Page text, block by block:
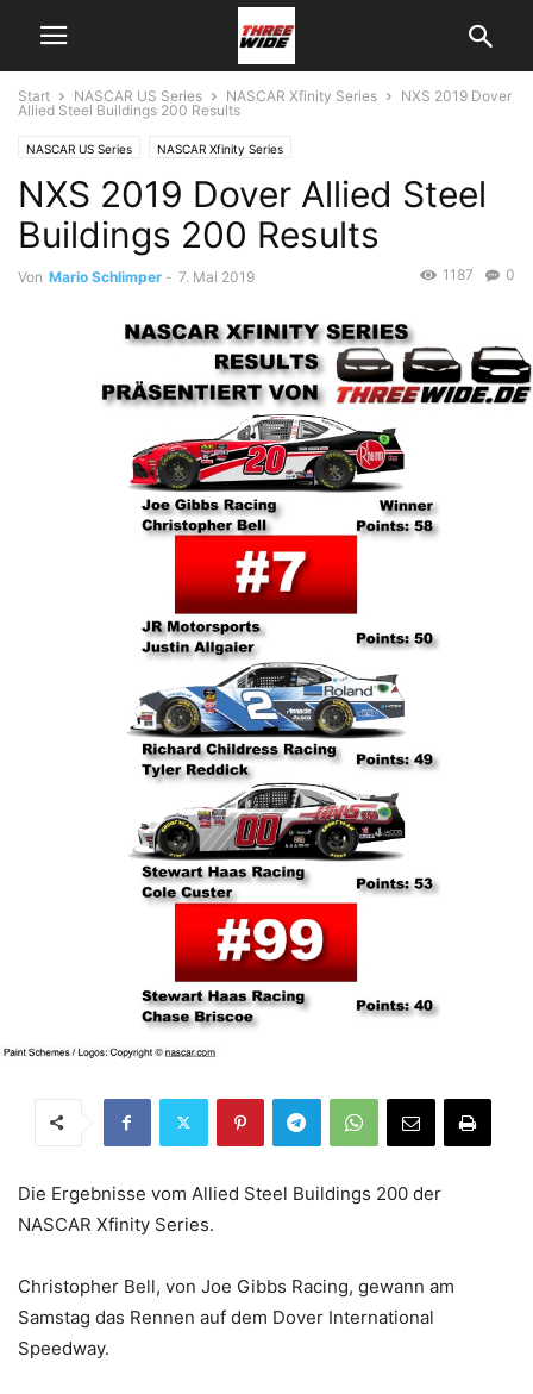
Start NASCAR US Series NASCAR Xfinity Series
NXS 2019 Dover
Allied Steel Buildings 200 Results
NASCAR US Series NASCAR Xfinity Series
NXS 2019 Dover Allied Steel
Buildings 200 Results
Von Mario Schlimper - 7. Mai 2019 0
1187
Die Ergebnisse vom Allied Steel Buildings 200 der
NASCAR Xfinity Series.
Christopher Bell, von Joe Gibbs Racing, gewann am
Samstag das Rennen auf dem Dover International
Speedway.